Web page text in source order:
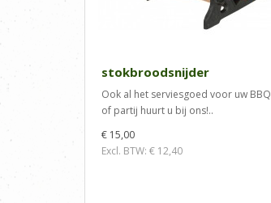
stokbroodsnijder
Ook al het serviesgoed voor uw BBQ
of partij huurt u bij ons!..
€ 15,00
Excl. BTW: € 12,40